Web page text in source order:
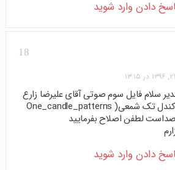
دادن وارد شوید
18
سلام فایل سوم صوتی آقای علیرضا زارع
درمورد کندل تک شمعی( One_candle_patterns
لطفن اصلاح بفرمایید
دادن وارد شوید